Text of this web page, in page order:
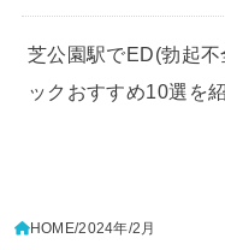
芝公園駅でED(勃起
ックおすすめ10選を
HOME 2024年 2月